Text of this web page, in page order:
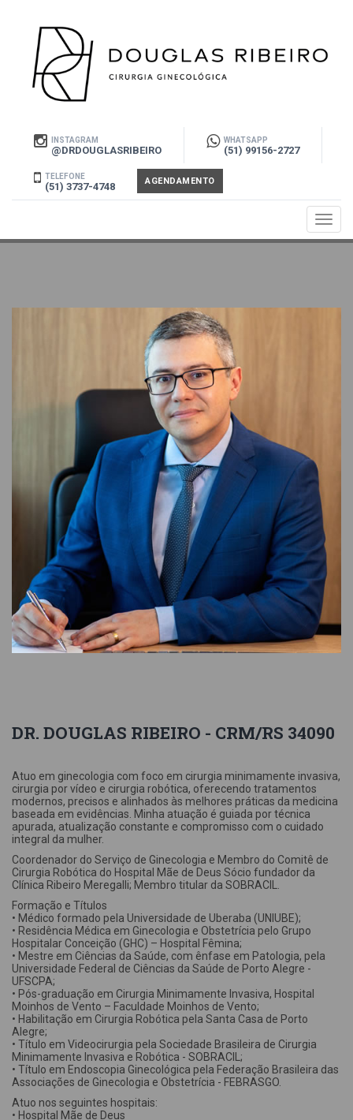
INSTAGRAM
@DRDOUGLASRIBEIRO
WHATSAPP
(51) 99156-2727
TELEFONE
(51) 3737-4748 AGENDAMENTO
DR. DOUGLAS RIBEIRO - CRM/RS 34090
Atuo em ginecologia com foco em cirurgia minimamente invasiva,
cirurgia por vídeo e cirurgia robótica, oferecendo tratamentos
modernos, precisos e alinhados às melhores práticas da medicina
baseada em evidências. Minha atuação é guiada por técnica
apurada, atualização constante e compromisso com o cuidado
integral da mulher.
Coordenador do Serviço de Ginecologia e Membro do Comitê de
Cirurgia Robótica do Hospital Mãe de Deus Sócio fundador da
Clínica Ribeiro Meregalli; Membro titular da SOBRACIL.
Formação e Títulos
• Médico formado pela Universidade de Uberaba (UNIUBE);
• Residência Médica em Ginecologia e Obstetrícia pelo Grupo
Hospitalar Conceição (GHC) – Hospital Fêmina;
• Mestre em Ciências da Saúde, com ênfase em Patologia, pela
Universidade Federal de Ciências da Saúde de Porto Alegre -
UFSCPA;
• Pós-graduação em Cirurgia Minimamente Invasiva, Hospital
Moinhos de Vento – Faculdade Moinhos de Vento;
• Habilitação em Cirurgia Robótica pela Santa Casa de Porto
Alegre;
• Título em Videocirurgia pela Sociedade Brasileira de Cirurgia
Minimamente Invasiva e Robótica - SOBRACIL;
• Título em Endoscopia Ginecológica pela Federação Brasileira das
Associações de Ginecologia e Obstetrícia - FEBRASGO.
Atuo nos seguintes hospitais:
• Hospital Mãe de Deus